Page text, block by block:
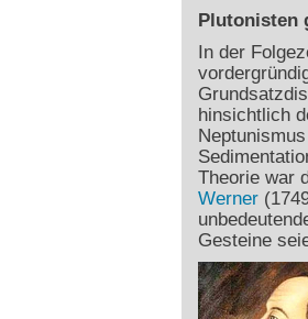
Plutonisten
In der
hinsichtlich
Theorie war
Werner
Gesteine